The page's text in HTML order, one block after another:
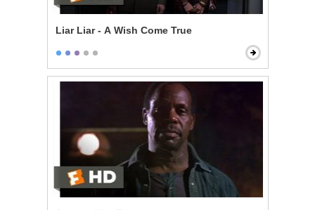
Liar Liar - A Wish Come True